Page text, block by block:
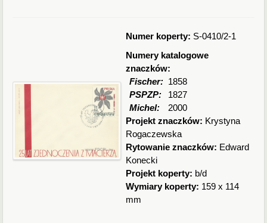
Numer koperty: S-0410/2-1
Numery katalogowe
znaczków:
Fischer: 1858
PSPZP:
1827
Michel:
2000
Projekt znaczków: Krystyna
Rogaczewska
Rytowanie znaczków: Edward
Konecki
Projekt koperty: b/d
Wymiary koperty: 159 x 114
mm